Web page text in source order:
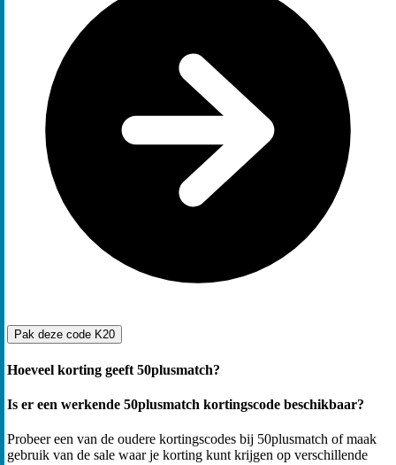
Pak deze code K20
Hoeveel korting geeft 50plusmatch?
Is er een werkende 50plusmatch kortingscode beschikbaar?
Probeer een van de oudere kortingscodes bij 50plusmatch of maak
gebruik van de sale waar je korting kunt krijgen op verschillende